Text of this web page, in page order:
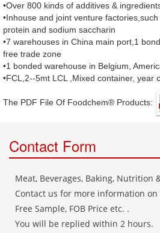
•Over 800 kinds of additives &
•Inhouse and joint venture
protein and sodium saccharin
•7 warehouses in China main port,1
free trade zone
•1 bonded warehouse in Belgium,
•FCL,2--5mt LCL ,Mixed container, year
The PDF File Of Foodchem® Products: